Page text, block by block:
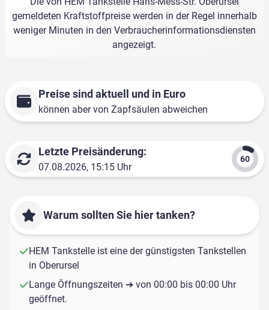
gemeldeten Kraftstoffpreise werden in der Regel innerhalb
weniger Minuten in den Verbraucherinformationsdiensten
angezeigt.
Preise sind aktuell und in Euro
können aber von Zapfsäulen abweichen
Letzte Preisänderung:
07.08.2026, 15:15 Uhr
Warum sollten Sie hier tanken?
HEM Tankstelle ist eine der günstigsten Tankstellen
in Oberursel
Lange Öffnungszeiten ➔ von 00:00 bis 00:00 Uhr
geöffnet.